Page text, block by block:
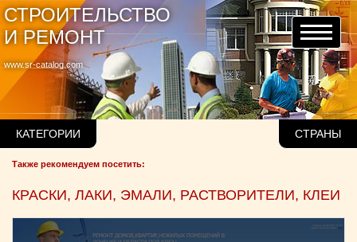
www.sr-catalog.com
СТРОИТЕЛЬСТВО
И РЕМОНТ
КАТЕГОРИИ СТРАНЫ
Также рекомендуем посетить:
КРАСКИ, ЛАКИ, ЭМАЛИ, РАСТВОРИТЕЛИ, КЛЕИ